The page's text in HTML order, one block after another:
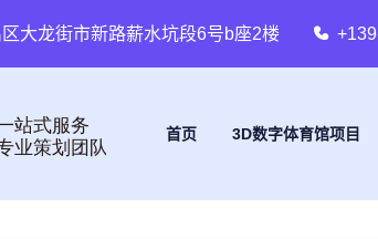
大龙街市新路薪水坑段6号b座2楼
首页 3D数字体育馆项目